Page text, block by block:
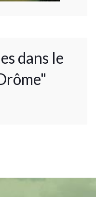
dans le